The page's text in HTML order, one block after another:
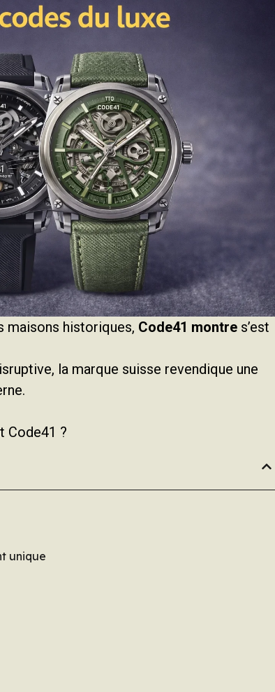
maisons historiques, Code41 montre s’est
la marque suisse revendique une
Code41 ?
unique